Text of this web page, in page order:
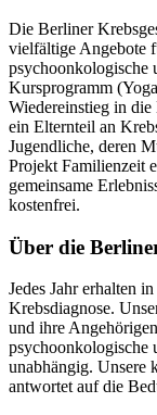
Die Berliner
vielfältige Angebote
psychoonkologische
Kursprogramm
Wiedereinstieg in
ein Elternteil an
Jugendliche, deren
Projekt Familienzeit
gemeinsame
kostenfrei.
Über die
Jedes Jahr erhalten
Krebsdiagnose.
und ihre
psychoonkologische
unabhängig. Unsere
antwortet auf die